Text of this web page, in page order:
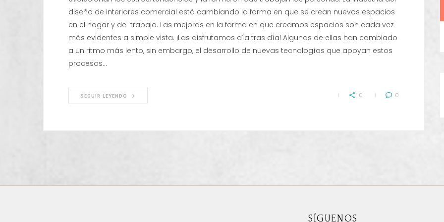
diseño de interiores comercial está cambiando la forma en que se crean nuevos espacios
en el hogar y de trabajo. Las mejoras en la forma en que creamos espacios son cada vez
más evidentes a simple vista. ¡Las disfrutamos día tras día! Algunas de ellas han cambiado
a un ritmo más lento, sin embargo, el desarrollo de nuevas tecnologías que apoyan estos
procesos…
SEGUIR LEYENDO 0 0